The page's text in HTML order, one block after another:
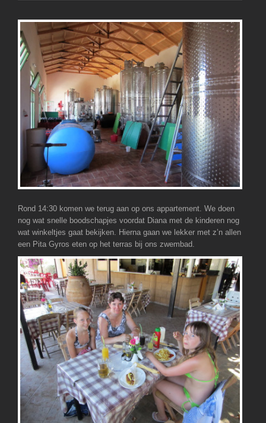
Rond 14:30 komen we terug aan op ons appartement. We doen
nog wat snelle boodschapjes voordat Diana met de kinderen nog
wat winkeltjes gaat bekijken. Hierna gaan we lekker met z’n allen
een Pita Gyros eten op het terras bij ons zwembad.